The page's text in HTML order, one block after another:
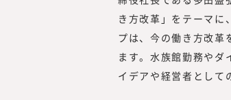
き方改革」をテーマに
プは、今の働き方改革
ます。水族館勤務やダ
イデアや経営者として